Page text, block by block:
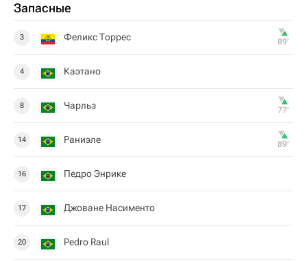
Запасные
3 Феликс Торрес 89‎’‎
4 Каэтано
8 Чарльз 77‎’‎
14 Раниэле 89‎’‎
16 Педро Энрике
17 Джоване Насименто
20 Pedro Raul